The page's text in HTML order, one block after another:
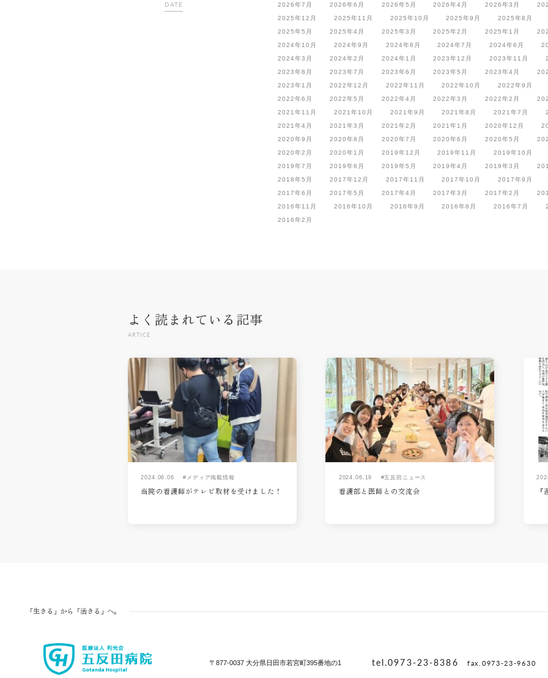
DATE 2026年7月 2026年6月 2026年5月 2026年4月 2026年3月
2025年12月
2025年11月 2025年10月 2025年9月
2025年8月
2025年5月
2025年4月 2025年3月 2025年2月 2025年1月
2024年10月
2024年9月 2024年8月 2024年7月 2024年6月
2024年3月
2024年2月 2024年1月 2023年12月 2023年11月
2023年8月
2023年7月 2023年6月 2023年5月 2023年4月
2023年1月
2022年12月 2022年11月 2022年10月
2022年9月
2022年6月
2022年5月 2022年4月 2022年3月 2022年2月
2021年11月
2021年10月 2021年9月 2021年8月 2021年7月
2021年4月
2021年3月 2021年2月 2021年1月 2020年12月
2020年9月
2020年8月 2020年7月 2020年6月 2020年5月
2020年2月
2020年1月 2019年12月 2019年11月
2019年10月
2019年7月
2019年6月 2019年5月 2019年4月 2019年3月
2018年5月
2017年12月 2017年11月 2017年10月
2017年9月
2017年6月
2017年5月 2017年4月 2017年3月 2017年2月
2016年11月
2016年10月 2016年9月 2016年8月 2016年7月
2016年2月
よく読まれている記事
ARTICE
2024.06.06 #メディア掲載情報
当院の看護師がテレビ取材を受けました！
2024.06.19 #五反田ニュース
看護部と医師との交流会
「生きる」から「活きる」へ。
〒877-0037 大分県日田市若宮町395番地の1 tel.0973-23-8386 fax.0973-23-9630